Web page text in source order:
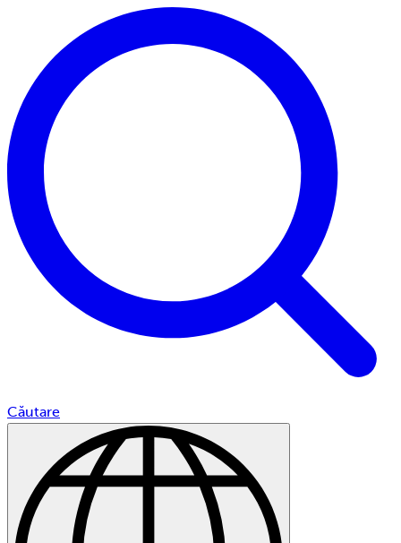
Căutare